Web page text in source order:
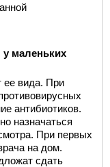
у маленьких
ее вида. При
антибиотиков.
назначаться
При первых
на дом.
сдать